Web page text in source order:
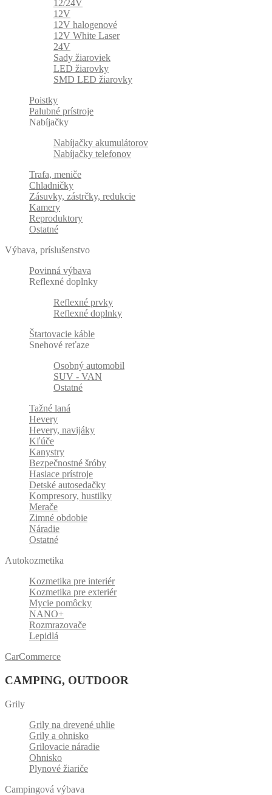
12/24V
12V
12V halogenové
12V White Laser
24V
Sady žiaroviek
LED žiarovky
SMD LED žiarovky
Poistky
Palubné prístroje
Nabíjačky
Nabíjačky akumulátorov
Nabíjačky telefonov
Trafa, meniče
Chladničky
Zásuvky, zástrčky, redukcie
Kamery
Reproduktory
Ostatné
Výbava, príslušenstvo
Povinná výbava
Reflexné doplnky
Reflexné prvky
Reflexné doplnky
Štartovacie káble
Snehové reťaze
Osobný automobil
SUV - VAN
Ostatné
Tažné laná
Hevery
Hevery, navijáky
Kľúče
Kanystry
Bezpečnostné šróby
Hasiace prístroje
Detské autosedačky
Kompresory, hustilky
Merače
Zimné obdobie
Náradie
Ostatné
Autokozmetika
Kozmetika pre interiér
Kozmetika pre exteriér
Mycie pomôcky
NANO+
Rozmrazovače
Lepidlá
CarCommerce
CAMPING, OUTDOOR
Grily
Grily na drevené uhlie
Grily a ohnisko
Grilovacie náradie
Ohnisko
Plynové žiariče
Campingová výbava